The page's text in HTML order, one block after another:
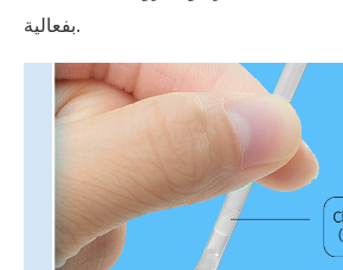
بفعالية.